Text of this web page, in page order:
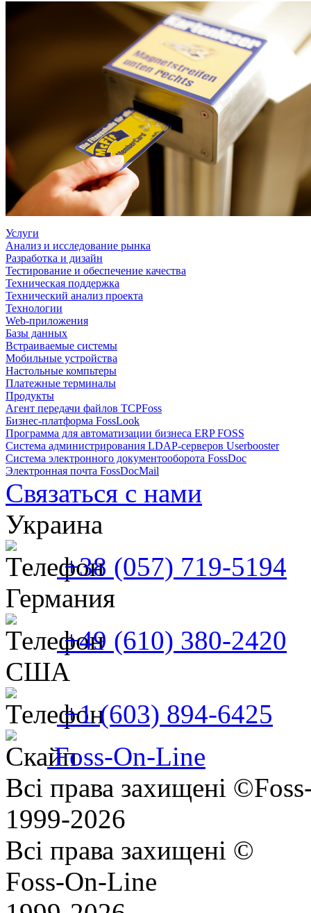
Услуги
Анализ и исследование рынка
Разработка и дизайн
Тестирование и обеспечение качества
Техническая поддержка
Технический анализ проекта
Технологии
Web-приложения
Базы данных
Встраиваемые системы
Мобильные устройства
Настольные компьтеры
Платежные терминалы
Продукты
Агент передачи файлов TCPFoss
Бизнес-платформа FossLook
Программа для автоматизации бизнеса ERP FOSS
Система администрирования LDAP-серверов Userbooster
Система электронного документооборота FossDoc
Электронная почта FossDocMail
Связаться с нами
Украина
+38 (057) 719-5194
Германия
+49 (610) 380-2420
США
+1 (603) 894-6425
Foss-On-Line
Всі права захищені
1999-2026
Всі права захищені ©
Foss-On-Line